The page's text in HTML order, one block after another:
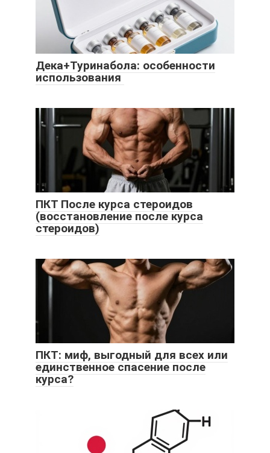
Дека+Туринабола: особенности
использования
ПКТ После курса стероидов
(восстановление после курса
стероидов)
ПКТ: миф, выгодный для всех или
единственное спасение после
курса?